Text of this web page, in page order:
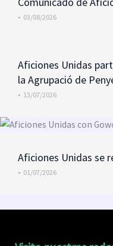
• 03/08/2026
Aficiones Unidas
la Agrupació de
• 13/07/2026
Aficiones Unidas se
• 01/07/2026